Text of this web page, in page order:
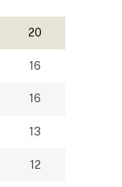
20
16
16
13
12